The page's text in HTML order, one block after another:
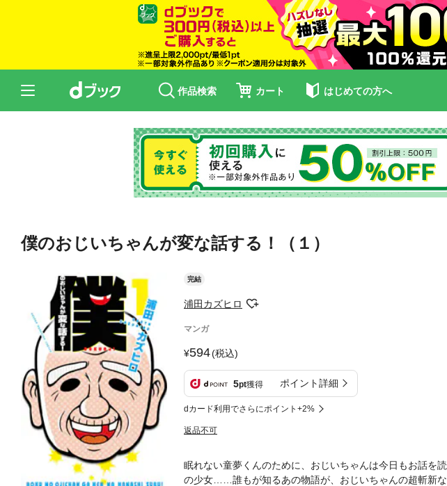
作品検索 カート はじめての方へ
僕のおじいちゃんが変な話する！（１）
完結
浦田カズヒロ
マンガ
594(税込)
5pt獲得 ポイント詳細
dカード利用でさらにポイント+2%
返品不可
眠れない童夢くんのために、おじいちゃんは今日もお話を
の少女……誰もが知るあの物語が、おじいちゃんの超斬新